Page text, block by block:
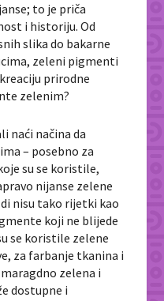
to je priča
i historiju. Od
slika do bakarne
zeleni pigmenti
prirodne
zelenim?
naći načina da
– posebno za
su se koristile,
nijanse zelene
nisu tako rijetki kao
koji ne blijede
se koristile zelene
za farbanje tkanina i
zelena i
dostupne i